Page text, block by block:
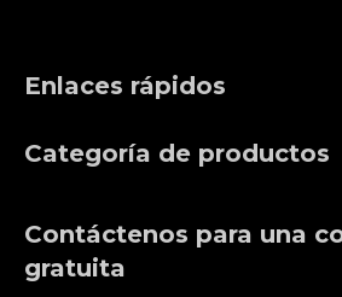
Enlaces rápidos
Categoría de productos
Contáctenos para una
gratuita